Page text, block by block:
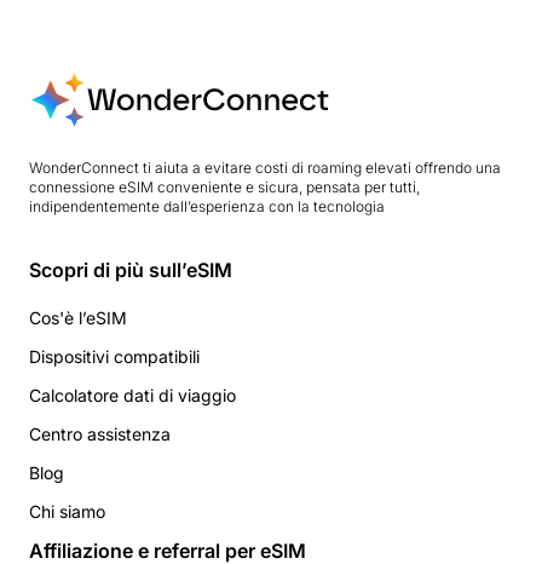
WonderConnect ti aiuta a evitare costi di roaming elevati offrendo una
connessione eSIM conveniente e sicura, pensata per tutti,
indipendentemente dall’esperienza con la tecnologia
Scopri di più sull’eSIM
Cos'è l’eSIM
Dispositivi compatibili
Calcolatore dati di viaggio
Centro assistenza
Blog
Chi siamo
Affiliazione e referral per eSIM